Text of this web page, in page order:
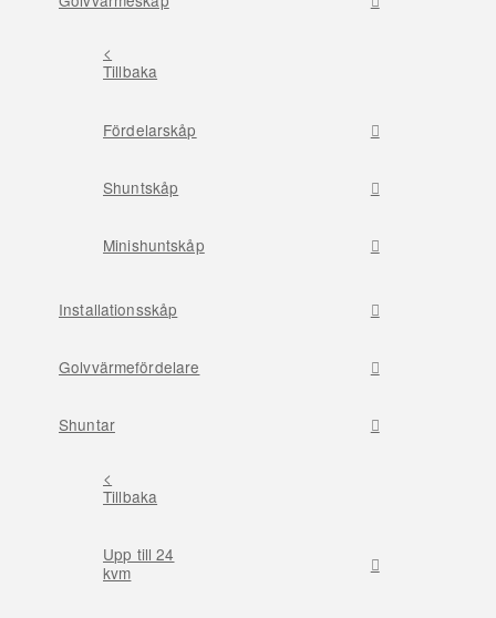
<
Tillbaka
Fördelarskåp
Shuntskåp
Minishuntskåp
Installationsskåp
Golvvärmefördelare
Shuntar
<
Tillbaka
Upp till 24
kvm